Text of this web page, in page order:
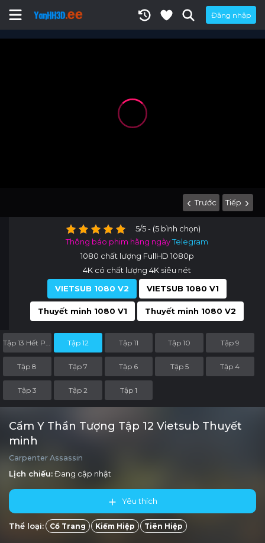
Đăng nhập
Trước Tiếp
5/5 - (5 bình chọn)
Thông báo phim hằng ngàyTelegram
1080 chất lượng FullHD 1080p
4K có chất lượng 4K siêu nét
VIETSUB 1080 V2
VIETSUB 1080 V1
Thuyết minh 1080 V1 Thuyết minh 1080 V2
Tập 12 Tập 11 Tập 10 Tập 9
Tập 8 Tập 7 Tập 6 Tập 5 Tập 4
Tập 3 Tập 2 Tập 1
Cẩm Y Thần Tượng Tập 12 Vietsub Thuyết
minh
Carpenter Assassin
Lịch chiếu:Đang cập nhật
Yêu thích
Thể loại: Cổ Trang Kiếm Hiệp Tiên Hiệp